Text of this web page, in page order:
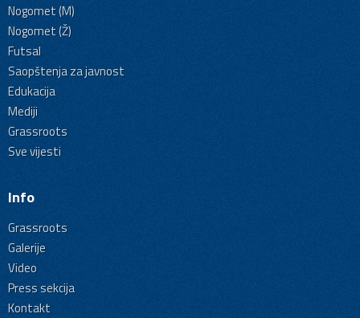
Nogomet (M)
Nogomet (Ž)
Futsal
Saopštenja za javnost
Edukacija
Mediji
Grassroots
Sve vijesti
Info
Grassroots
Galerije
Video
Press sekcija
Kontakt